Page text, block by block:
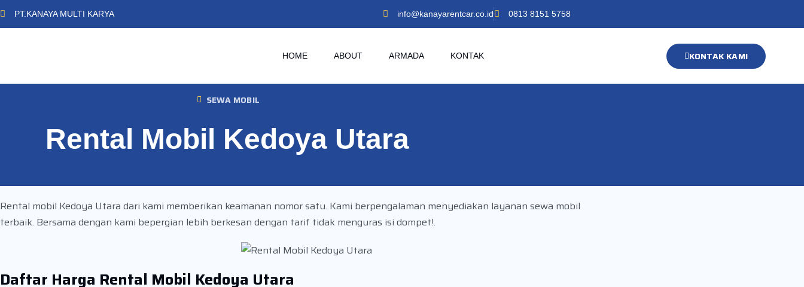
PT.KANAYA MULTI KARYA info@kanayarentcar.co.id 0813 8151 5758
HOME ABOUT ARMADA KONTAK KONTAK KAMI
SEWA MOBIL
Rental Mobil Kedoya Utara
Rental mobil Kedoya Utara dari kami memberikan keamanan nomor satu. Kami berpengalaman menyediakan layanan sewa mobil
terbaik. Bersama dengan kami bepergian lebih berkesan dengan tarif tidak menguras isi dompet!.
Daftar Harga Rental Mobil Kedoya Utara